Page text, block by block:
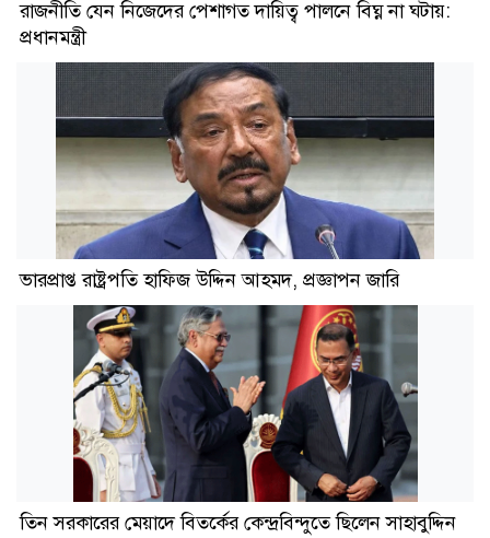
রাজনীতি যেন নিজেদের পেশাগত দায়িত্ব পালনে বিঘ্ন না ঘটায়:
প্রধানমন্ত্রী
ভারপ্রাপ্ত রাষ্ট্রপতি হাফিজ উদ্দিন আহমদ, প্রজ্ঞাপন জারি
তিন সরকারের মেয়াদে বিতর্কের কেন্দ্রবিন্দুতে ছিলেন সাহাবুদ্দিন